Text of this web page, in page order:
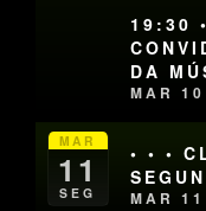
19:30
DA
MAR 10
MAR
11
SEG
• • •
MAR 11